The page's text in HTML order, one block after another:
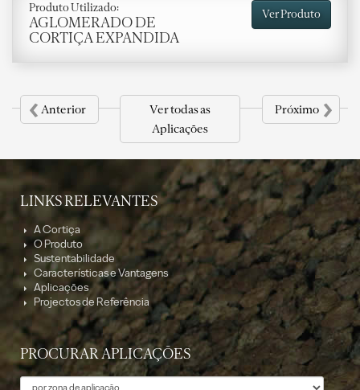
Produto Utilizado:
AGLOMERADO DE
CORTIÇA EXPANDIDA
Ver Produto
‹Anterior
Ver todas as
Aplicações
Próximo›
LINKS RELEVANTES
A Cortiça
O Produto
Sustentabilidade
Características e Vantagens
Aplicações
Projectos de Referência
PROCURAR APLICAÇÕES
Tema